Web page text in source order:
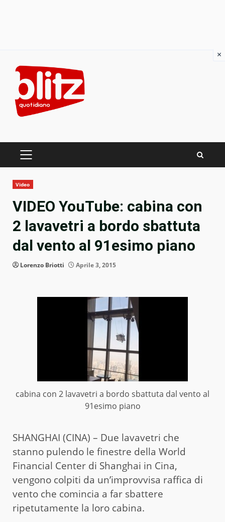
content
PRIMARY
Video
VIDEO YouTube: cabina con
2 lavavetri a bordo sbattuta
dal vento al 91esimo piano
Lorenzo Briotti Aprile 3, 2015
cabina con 2 lavavetri a bordo sbattuta dal vento al
91esimo piano
SHANGHAI (CINA) – Due lavavetri che
stanno pulendo le finestre della World
Financial Center di Shanghai in Cina,
vengono colpiti da un’improvvisa raffica di
vento che comincia a far sbattere
ripetutamente la loro cabina.
×